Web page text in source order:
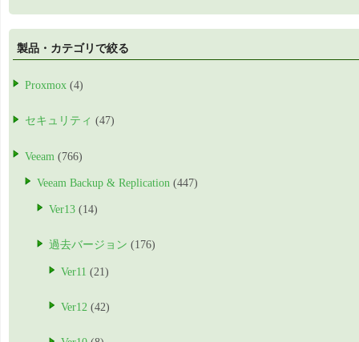
製品・カテゴリで絞る
Proxmox (4)
セキュリティ (47)
Veeam (766)
Veeam Backup & Replication (447)
Ver13 (14)
過去バージョン (176)
Ver11 (21)
Ver12 (42)